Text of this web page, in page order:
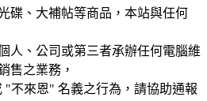
碟、大補帖等商品，本站與任何
人、公司或第三者承辦任何電腦維
售之業務，
不來恩" 名義之行為，請協助通報